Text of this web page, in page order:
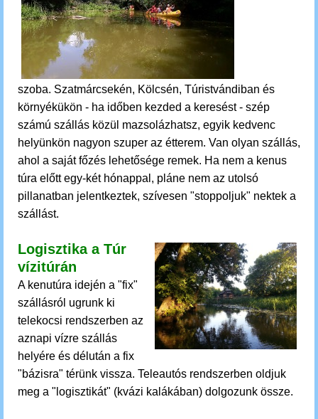
szoba. Szatmárcsekén, Kölcsén, Túristvándiban és
környékükön - ha időben kezded a keresést - szép
számú szállás közül mazsolázhatsz, egyik kedvenc
helyünkön nagyon szuper az étterem. Van olyan szállás,
ahol a saját főzés lehetősége remek. Ha nem a kenus
túra előtt egy-két hónappal, pláne nem az utolsó
pillanatban jelentkeztek, szívesen "stoppoljuk" nektek a
szállást.
Logisztika a Túr
vízitúrán
A kenutúra idején a "fix"
szállásról ugrunk ki
telekocsi rendszerben az
aznapi vízre szállás
helyére és délután a fix
"bázisra" térünk vissza. Teleautós rendszerben oldjuk
meg a "logisztikát" (kvázi kalákában) dolgozunk össze.